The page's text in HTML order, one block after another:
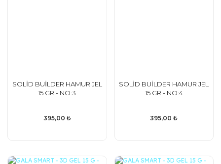
SOLİD BUİLDER HAMUR JEL
15 GR - NO:3
395,00 ₺
SOLİD BUİLDER HAMUR JEL
15 GR - NO:4
395,00 ₺